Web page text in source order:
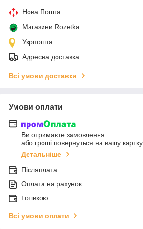
Нова Пошта
Магазини Rozetka
Укрпошта
Адресна доставка
Всі умови доставки
Умови оплати
Ви отримаєте замовлення
або гроші повернуться на вашу картку
Детальніше
Післяплата
Оплата на рахунок
Готівкою
Всі умови оплати